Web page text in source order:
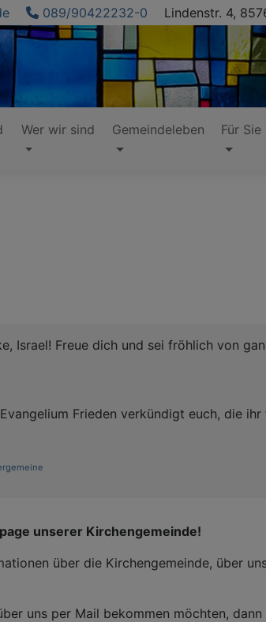
089/90422232-0 Lindenstr. 4,
Wer wir sind Gemeindeleben Für Sie
Israel! Freue dich und sei fröhlich von
Frieden verkündigt euch, die
unserer Kirchengemeinde!
über die Kirchengemeinde, über
uns per Mail bekommen möchten, dann